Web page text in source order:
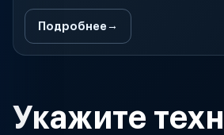
Подробнее
Укажите